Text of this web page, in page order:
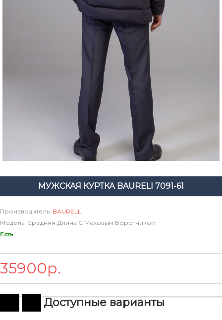
МУЖСКАЯ КУРТКА BAURELI 7091-61
Производитель: BAURELLI
Модель: Средняя Длина С Меховым Воротником
Есть
35900р.
Доступные варианты